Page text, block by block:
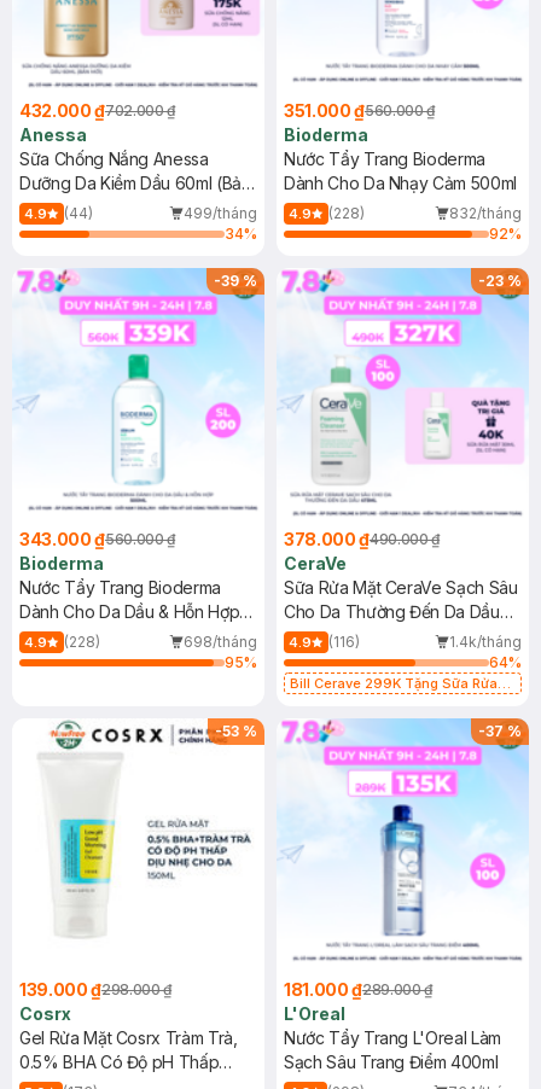
432.000 ₫702.000 ₫
Anessa
Sữa Chống Nắng Anessa
Dưỡng Da Kiềm Dầu 60ml (Bản
Mới)
4.9 (44)
499/tháng
34%
351.000 ₫560.000 ₫
Bioderma
Nước Tẩy Trang Bioderma
Dành Cho Da Nhạy Cảm 500ml
4.9 (228)
832/tháng
92%
-39%
343.000 ₫560.000 ₫
Bioderma
Nước Tẩy Trang Bioderma
Dành Cho Da Dầu & Hỗn Hợp
500ml
4.9 (228)
698/tháng
95%
-23%
378.000 ₫490.000 ₫
CeraVe
Sữa Rửa Mặt CeraVe Sạch Sâu
Cho Da Thường Đến Da Dầu
473ml
4.9 (116)
1.4k/tháng
64%
Bill Cerave 299K Tặng Sữa Rửa
-53 %
139.000 ₫298.000 ₫
Cosrx
Gel Rửa Mặt Cosrx Tràm Trà,
0.5% BHA Có Độ pH Thấp
-37%
181.000 ₫289.000 ₫
L'Oreal
Nước Tẩy Trang L'Oreal Làm
Sạch Sâu Trang Điểm 400ml